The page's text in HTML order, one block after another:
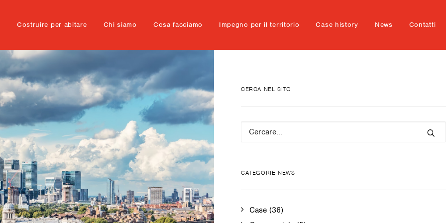
Costruire per abitare Chi siamo Cosa facciamo Impegno per il territorio Case history News Contatti
CERCA NEL SITO
CATEGORIE NEWS
Case (36)